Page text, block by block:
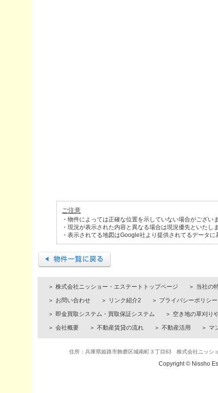
ご注意
・物件によっては正確な位置を示していない場合がござい
・現況が表示された内容と異なる場合は現況優先といたし
・表示されてる地図はGoogle社より提供されてるデータ
株式会社ニッショー・エステートトップページ
当社の
お問い合わせ
リンク紹介2
プライバシーポリシー
即金買取システム・買取保証システム
空き地の草刈り
会社概要
不動産賃貸の流れ 不動産活用 マ
住所：兵庫県姫路市飾磨区城南町３丁目63 株式会社ニッ
Copyright © Nissho